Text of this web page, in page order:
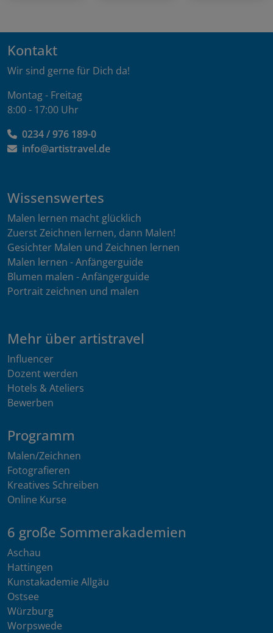
Kontakt
Wir sind gerne für Dich da!
Montag - Freitag
8:00 - 17:00 Uhr
0234 / 976 189-0
info@artistravel.de
Wissenswertes
Malen lernen macht glücklich
Zuerst Zeichnen lernen, dann Malen!
Gesichter Malen und Zeichnen lernen
Malen lernen - Anfängerguide
Blumen malen - Anfängerguide
Portrait zeichnen und malen
Mehr über artistravel
Influencer
Dozent werden
Hotels & Ateliers
Bewerben
Programm
Malen/Zeichnen
Fotografieren
Kreatives Schreiben
Online Kurse
6 große Sommerakademien
Aschau
Hattingen
Kunstakademie Allgäu
Ostsee
Würzburg
Worpswede